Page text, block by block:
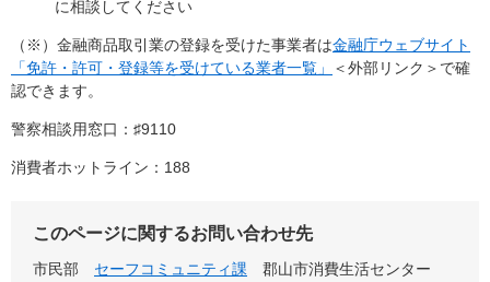
に相談してください
（※）金融商品取引業の登録を受けた事業者は金融庁ウェブサイト
「免許・許可・登録等を受けている業者一覧」
＜外部リンク＞ で確
認できます。
警察相談用窓口：♯9110
消費者ホットライン：188
このページに関するお問い合わせ先
市民部 セーフコミュニティ課
郡山市消費生活センター